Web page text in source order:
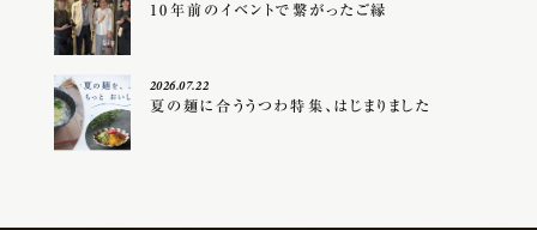
10年前のイベントで繋がったご縁
2026.07.22
夏の麺に合ううつわ特集、はじまりました